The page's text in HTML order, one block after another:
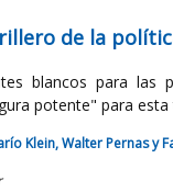
de la
blancos para
potente" para esta
Klein, Walter Pernas y